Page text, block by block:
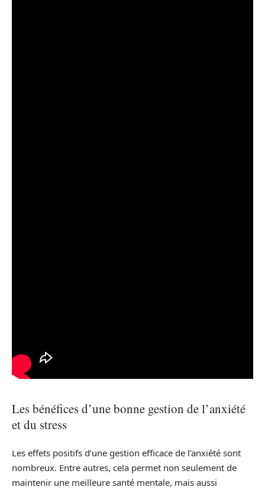
Les bénéfices d’une bonne gestion de l’anxiété
et du stress
Les effets positifs d’une gestion efficace de l’anxiété sont
nombreux. Entre autres, cela permet non seulement de
maintenir une meilleure santé mentale, mais aussi